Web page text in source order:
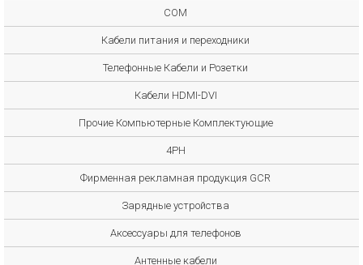
COM
Кабели питания и переходники
Телефонные Кабели и Розетки
Кабели HDMI-DVI
Прочие Компьютерные Комплектующие
4PH
Фирменная рекламная продукция GCR
Зарядные устройства
Аксессуары для телефонов
Антенные кабели